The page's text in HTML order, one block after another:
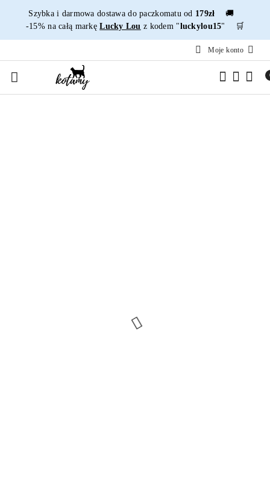
Przejdź do treści głównej
Przejdź do wyszukiwarki
Przejdź do moje konto
Przejdź do menu głównego
Przejdź do opisu produktu
Przejdź do stopki
Szybka i darmowa dostawa do paczkomatu od 179zł 🚚
-15% na całą markęLucky Lou z kodem "luckylou15" 🛒
Moje konto